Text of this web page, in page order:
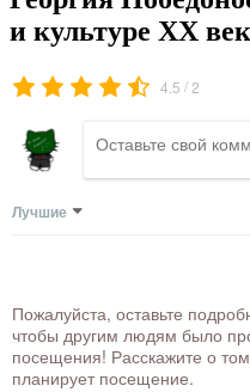
и культуре ХХ
4.5 /2
Лучшие
Пожалуйста, оставьте
чтобы другим людям было
посещения! Расскажите о
планирует посещение.